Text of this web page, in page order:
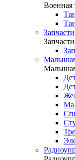
Военная
Запчасти
Запчасти